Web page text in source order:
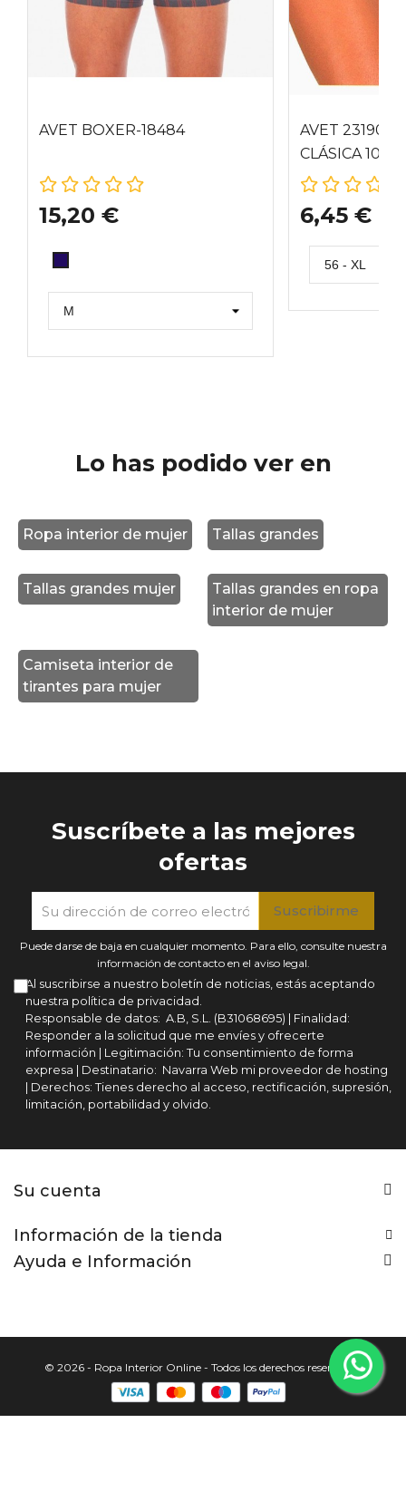
AVET BOXER-18484
15,20 €
MARINO
AVET 23190
CLÁSICA
XL
6,45 €
Lo has podido ver en
Ropa interior de mujer Tallas grandes
Tallas grandes mujer
Tallas grandes en ropa
interior de mujer
Camiseta interior de
tirantes para mujer
Suscríbete a las mejores
ofertas
Puede darse de baja en cualquier momento. Para ello, consulte nuestra
información de contacto en el aviso legal.
Al suscribirse a nuestro boletín de noticias, estás aceptando
nuestra política de privacidad.
Responsable de datos: A.B, S.L. (B31068695) | Finalidad:
Responder a la solicitud que me envíes y ofrecerte
información | Legitimación: Tu consentimiento de forma
expresa | Destinatario: Navarra Web mi proveedor de hosting
| Derechos: Tienes derecho al acceso, rectificación, supresión,
limitación, portabilidad y olvido.
Su cuenta
Información de la tienda
Ayuda e Información
© 2026 - Ropa Interior Online - Todos los derechos reservados